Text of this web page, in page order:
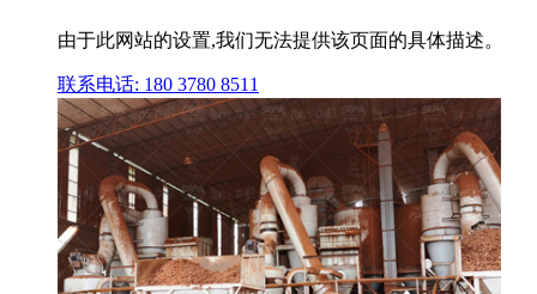
由于此网站的设置,我们无法提供该页面的具体描述。
联系电话: 180 3780 8511